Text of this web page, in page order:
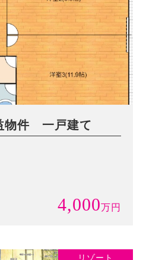
物件 一戸建て
4,000万円
リゾート